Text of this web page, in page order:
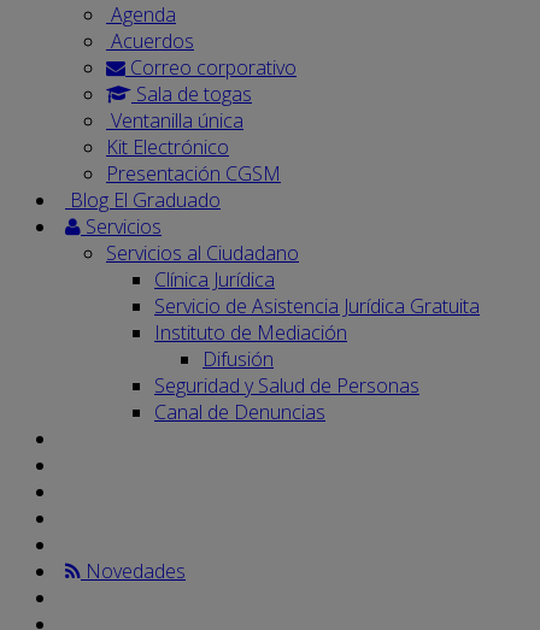
Agenda
Acuerdos
Correo corporativo
Sala de togas
Ventanilla única
Kit Electrónico
Presentación CGSM
Blog El Graduado
Servicios
Servicios al Ciudadano
Clínica Jurídica
Servicio de Asistencia Jurídica Gratuita
Instituto de Mediación
Difusión
Seguridad y Salud de Personas
Canal de Denuncias
Novedades